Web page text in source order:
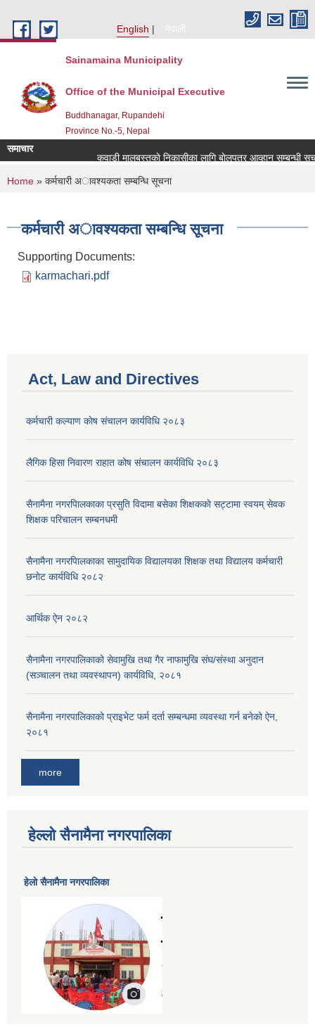
English
नेपाली
Sainamaina Municipality
Office of the Municipal Executive
Buddhanagar, Rupandehi
Province No.-5, Nepal
समाचार
कवाडी मालबस्तुकाे निकासीका लागि बाेलपत्र आव्हान सम्बन्धी
You are here
Home » कर्मचारी अावश्यकता सम्बन्धि सूचना
कर्मचारी अावश्यकता सम्बन्धि सूचना
Supporting Documents:
karmachari.pdf
Act, Law and Directives
कर्मचारी कल्याण काेष संचालन कार्यविधि २०८३
लैगिक हिसा निवारण राहात कोष संचालन कार्यविधि २०८३
सैनामैना नगरपािलकाका प्रसुति विदामा बसेका शिक्षककाे सट्टामा स्वयम् सेवक
शिक्षक परिचालन सम्बनधमी
सैनामैना नगरपािलकाका सामुदायिक विद्यालयका शिक्षक तथा विद्यालय कर्मचारी
छनाेट कार्यविधि २०८२
आर्थिक ऐन २०८२
सैनामैना नगरपालिकाको सेवामुखि तथा गैर नाफामुखि संघ/संस्था अनुदान
(सञ्चालन तथा व्यवस्थापन) कार्यविधि, २०८१
सैनामैना नगरपालिकाको प्राइभेट फर्म दर्ता सम्बन्धमा व्यवस्था गर्न बनेको ऐन,
२०८१
more
हेल्लो सैनामैना नगरपालिका
हेलाे सैनामैना नगरपालिका